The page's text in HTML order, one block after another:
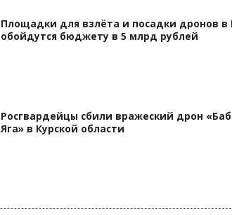
Площадки для взлёта и посадки дронов в
обойдутся бюджету в 5 млрд рублей
Росгвардейцы сбили вражеский дрон
Яга» в Курской области